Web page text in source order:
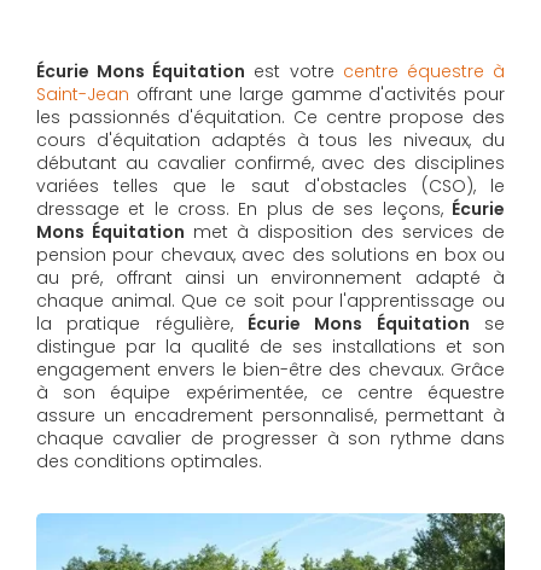
Écurie Mons Équitation est votre centre équestre à
Saint-Jean offrant une large gamme d'activités pour
les passionnés d'équitation. Ce centre propose des
cours d'équitation adaptés à tous les niveaux, du
débutant au cavalier confirmé, avec des disciplines
variées telles que le saut d'obstacles (CSO), le
dressage et le cross. En plus de ses leçons, Écurie
Mons Équitation met à disposition des services de
pension pour chevaux, avec des solutions en box ou
au pré, offrant ainsi un environnement adapté à
chaque animal. Que ce soit pour l'apprentissage ou
la pratique régulière, Écurie Mons Équitation se
distingue par la qualité de ses installations et son
engagement envers le bien-être des chevaux. Grâce
à son équipe expérimentée, ce centre équestre
assure un encadrement personnalisé, permettant à
chaque cavalier de progresser à son rythme dans
des conditions optimales.